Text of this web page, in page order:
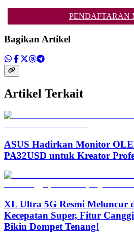
PENDAFTARAN
Bagikan Artikel
Artikel Terkait
ASUS Hadirkan Monitor
PA32USD untuk Kreator
XL Ultra 5G Resmi Meluncur
Kecepatan Super, Fitur
Bikin Dompet Tenang!